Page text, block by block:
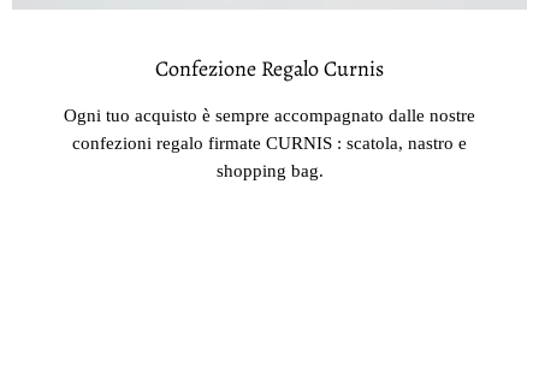
Confezione Regalo Curnis
Ogni tuo acquisto è sempre accompagnato dalle nostre
confezioni regalo firmate CURNIS : scatola, nastro e
shopping bag.